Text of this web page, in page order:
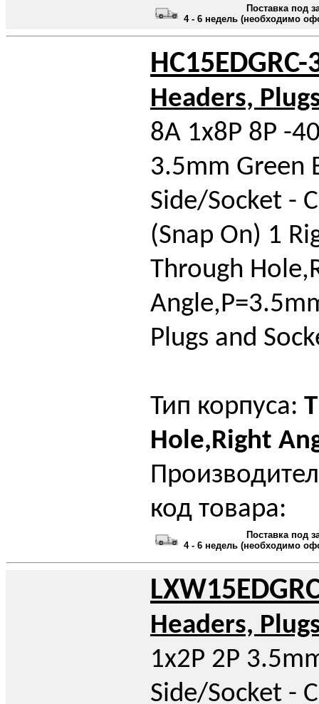
Поставка под
4 - 6 недель (необходимо
Headers,
8A 1x8P 8P -
3.5mm Green
Side/Socket -
(Snap On) 1
Through
Plugs and
Тип корпуса:
Hole,Right
код товара:
Поставка под
4 - 6 недель (необходимо
Headers,
1x2P 2P
Side/Socket -